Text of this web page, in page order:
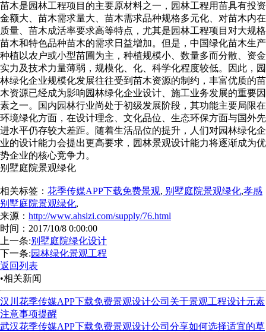
苗木是园林工程项目的主要原材料之一，园林工程用苗具有投资
金额大、苗木需求量大、苗木需求品种规格多元化、对苗木内在
质量、苗木成活率要求高等特点，尤其是园林工程项目对大规格
苗木和特色品种苗木的需求日益增加。但是，中国绿化苗木生产
种植以农户或小型苗圃为主，种植规模小、数量多而分散、资金
实力及技术力量薄弱，规模化、化、科学化程度较低。因此，园
林绿化企业规模化发展往往受到苗木资源的制约，丰富优质的苗
木资源已经成为影响园林绿化企业设计、施工业务发展的重要因
素之一。国内园林行业尚处于初级发展阶段，其功能主要局限在
环境绿化方面，在设计理念、文化品位、生态环保方面与国外先
进水平仍存较大差距。随着生活品位的提升，人们对园林绿化企
业的设计能力会提出更高要求，园林景观设计能力将逐渐成为优
势企业的核心竞争力。
别墅庭院景观绿化
相关标签： 花季传媒APP下载免费景观, 别墅庭院景观绿化,孝感
别墅庭院景观绿化,
来源： http://www.ahsizi.com/supply/76.html
时间：2017/10/8 0:00:00
上一条:别墅庭院绿化设计
下一条:园林绿化景观工程
返回列表
•相关新闻
汉川花季传媒APP下载免费景观设计公司关于景观工程设计元素
注意事项提醒
武汉花季传媒APP下载免费景观设计公司分享如何选择适宜的草